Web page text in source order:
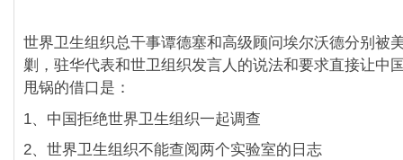
世界卫生组织总干事谭德塞和高级顾问埃尔沃德分别被
剿，驻华代表和世卫组织发言人的说法和要求直接让中
甩锅的借口是：
1、中国拒绝世界卫生组织一起调查
2、世界卫生组织不能查阅两个实验室的日志